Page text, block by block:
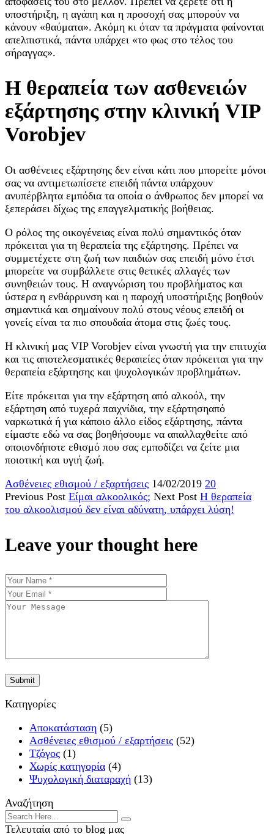
υποστήριξη, η αγάπη και η προσοχή σας μπορούν να
κάνουν «θαύματα». Ακόμη κι όταν τα πράγματα φαίνονται
απελπιστικά, πάντα υπάρχει «το φως στο τέλος του
σήραγγας».
Η θεραπεία των ασθενειών
εξάρτησης στην κλινική VIP
Vorobjev
Οι ασθένειες εξάρτησης δεν είναι κάτι που μπορείτε μόνοι
σας να αντιμετωπίσετε επειδή πάντα υπάρχουν
ανυπέρβλητα εμπόδια τα οποία ο άνθρωπος δεν μπορεί να
ξεπεράσει δίχως της επαγγελματικής βοήθειας.
Ο ρόλος της οικογένειας είναι πολύ σημαντικός όταν
πρόκειται για τη θεραπεία της εξάρτησης. Πρέπει να
συμμετέχετε στη ζωή των παιδιών σας επειδή μόνο έτσι
μπορείτε να συμβάλλετε στις θετικές αλλαγές των
συνηθειών τους. Η αναγνώριση του προβλήματος και
ύστερα η ενθάρρυνση και η παροχή υποστήριξης βοηθούν
σημαντικά και σημαίνουν πολύ στους νέους επειδή οι
γονείς είναι τα πιο σπουδαία άτομα στις ζωές τους.
Η κλινική μας VIP Vorobjev είναι γνωστή για την επιτυχία
και τις αποτελεσματικές θεραπείες όταν πρόκειται για την
θεραπεία εξάρτησης και ψυχολογικών προβλημάτων.
Είτε πρόκειται για την εξάρτηση από αλκοόλ, την
εξάρτηση από τυχερά παιχνίδια, την εξάρτησηαπό
ναρκωτικά ή για κάποιο άλλο είδος εξάρτησης, πάντα
είμαστε εδώ να σας βοηθήσουμε να απαλλαχθείτε από
οποιονδήποτε εθισμό που σας εμποδίζει να ζείτε μια
ποιοτική και υγιή ζωή.
Ασθένειες εθισμού / εξαρτήσεις 14/02/2019 20
Previous Post Είμαι αλκοολικός; Next Post Η θεραπεία
του αλκοολισμού δεν είναι αδύνατη, υπάρχει λύση!
Leave your thought here
Κατηγορίες
Αποκατάσταση (5)
Ασθένειες εθισμού / εξαρτήσεις (52)
Τζόγος (1)
Χωρίς κατηγορία (4)
Ψυχολογική διαταραχή (13)
Αναζήτηση
Τελευταία από το blog μας